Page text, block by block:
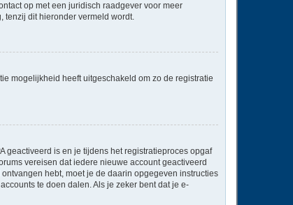
op met een juridisch raadgever voor meer
tenzij dit hieronder vermeld wordt.
mogelijkheid heeft uitgeschakeld om zo de registratie
geactiveerd is en je tijdens het registratieproces opgaf
vereisen dat iedere nieuwe account geactiveerd
hebt, moet je de daarin opgegeven instructies
te doen dalen. Als je zeker bent dat je e-